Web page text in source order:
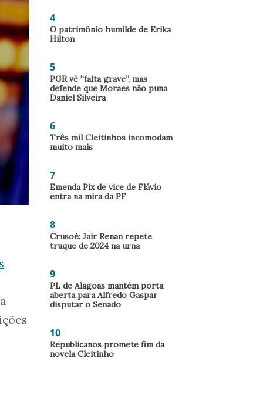
4
O patrimônio humilde de Erika
Hilton
5
PGR vê “falta grave”, mas
defende que Moraes não puna
Daniel Silveira
6
Três mil Cleitinhos incomodam
muito mais
7
Emenda Pix de vice de Flávio
entra na mira da PF
8
Crusoé: Jair Renan repete
truque de 2024 na urna
9
PL de Alagoas mantém porta
aberta para Alfredo Gaspar
disputar o Senado
10
Republicanos promete fim da
novela Cleitinho